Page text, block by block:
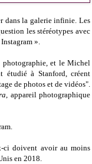
dans la galerie infinie. Les
les stéréotypes avec
».
photographie, et le Michel
étudié à Stanford, créent
de photos et de vidéos".
, appareil photographique
ci doivent avoir au moins
en 2018.